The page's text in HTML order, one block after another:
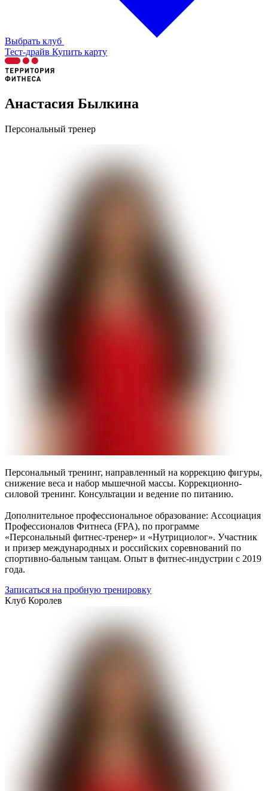
Выбрать клуб
Тест-драйв Купить карту
Анастасия Былкина
Персональный тренер
Персональный тренинг, направленный на коррекцию фигуры,
снижение веса и набор мышечной массы. Коррекционно-
силовой тренинг. Консультации и ведение по питанию.
Дополнительное профессиональное образование: Ассоциация
Профессионалов Фитнеса (FPA), по программе
«Персональный фитнес-тренер» и «Нутрициолог». Участник
и призер международных и российских соревнований по
спортивно-бальным танцам. Опыт в фитнес-индустрии с 2019
года.
Записаться на пробную тренировку
Клуб Королев